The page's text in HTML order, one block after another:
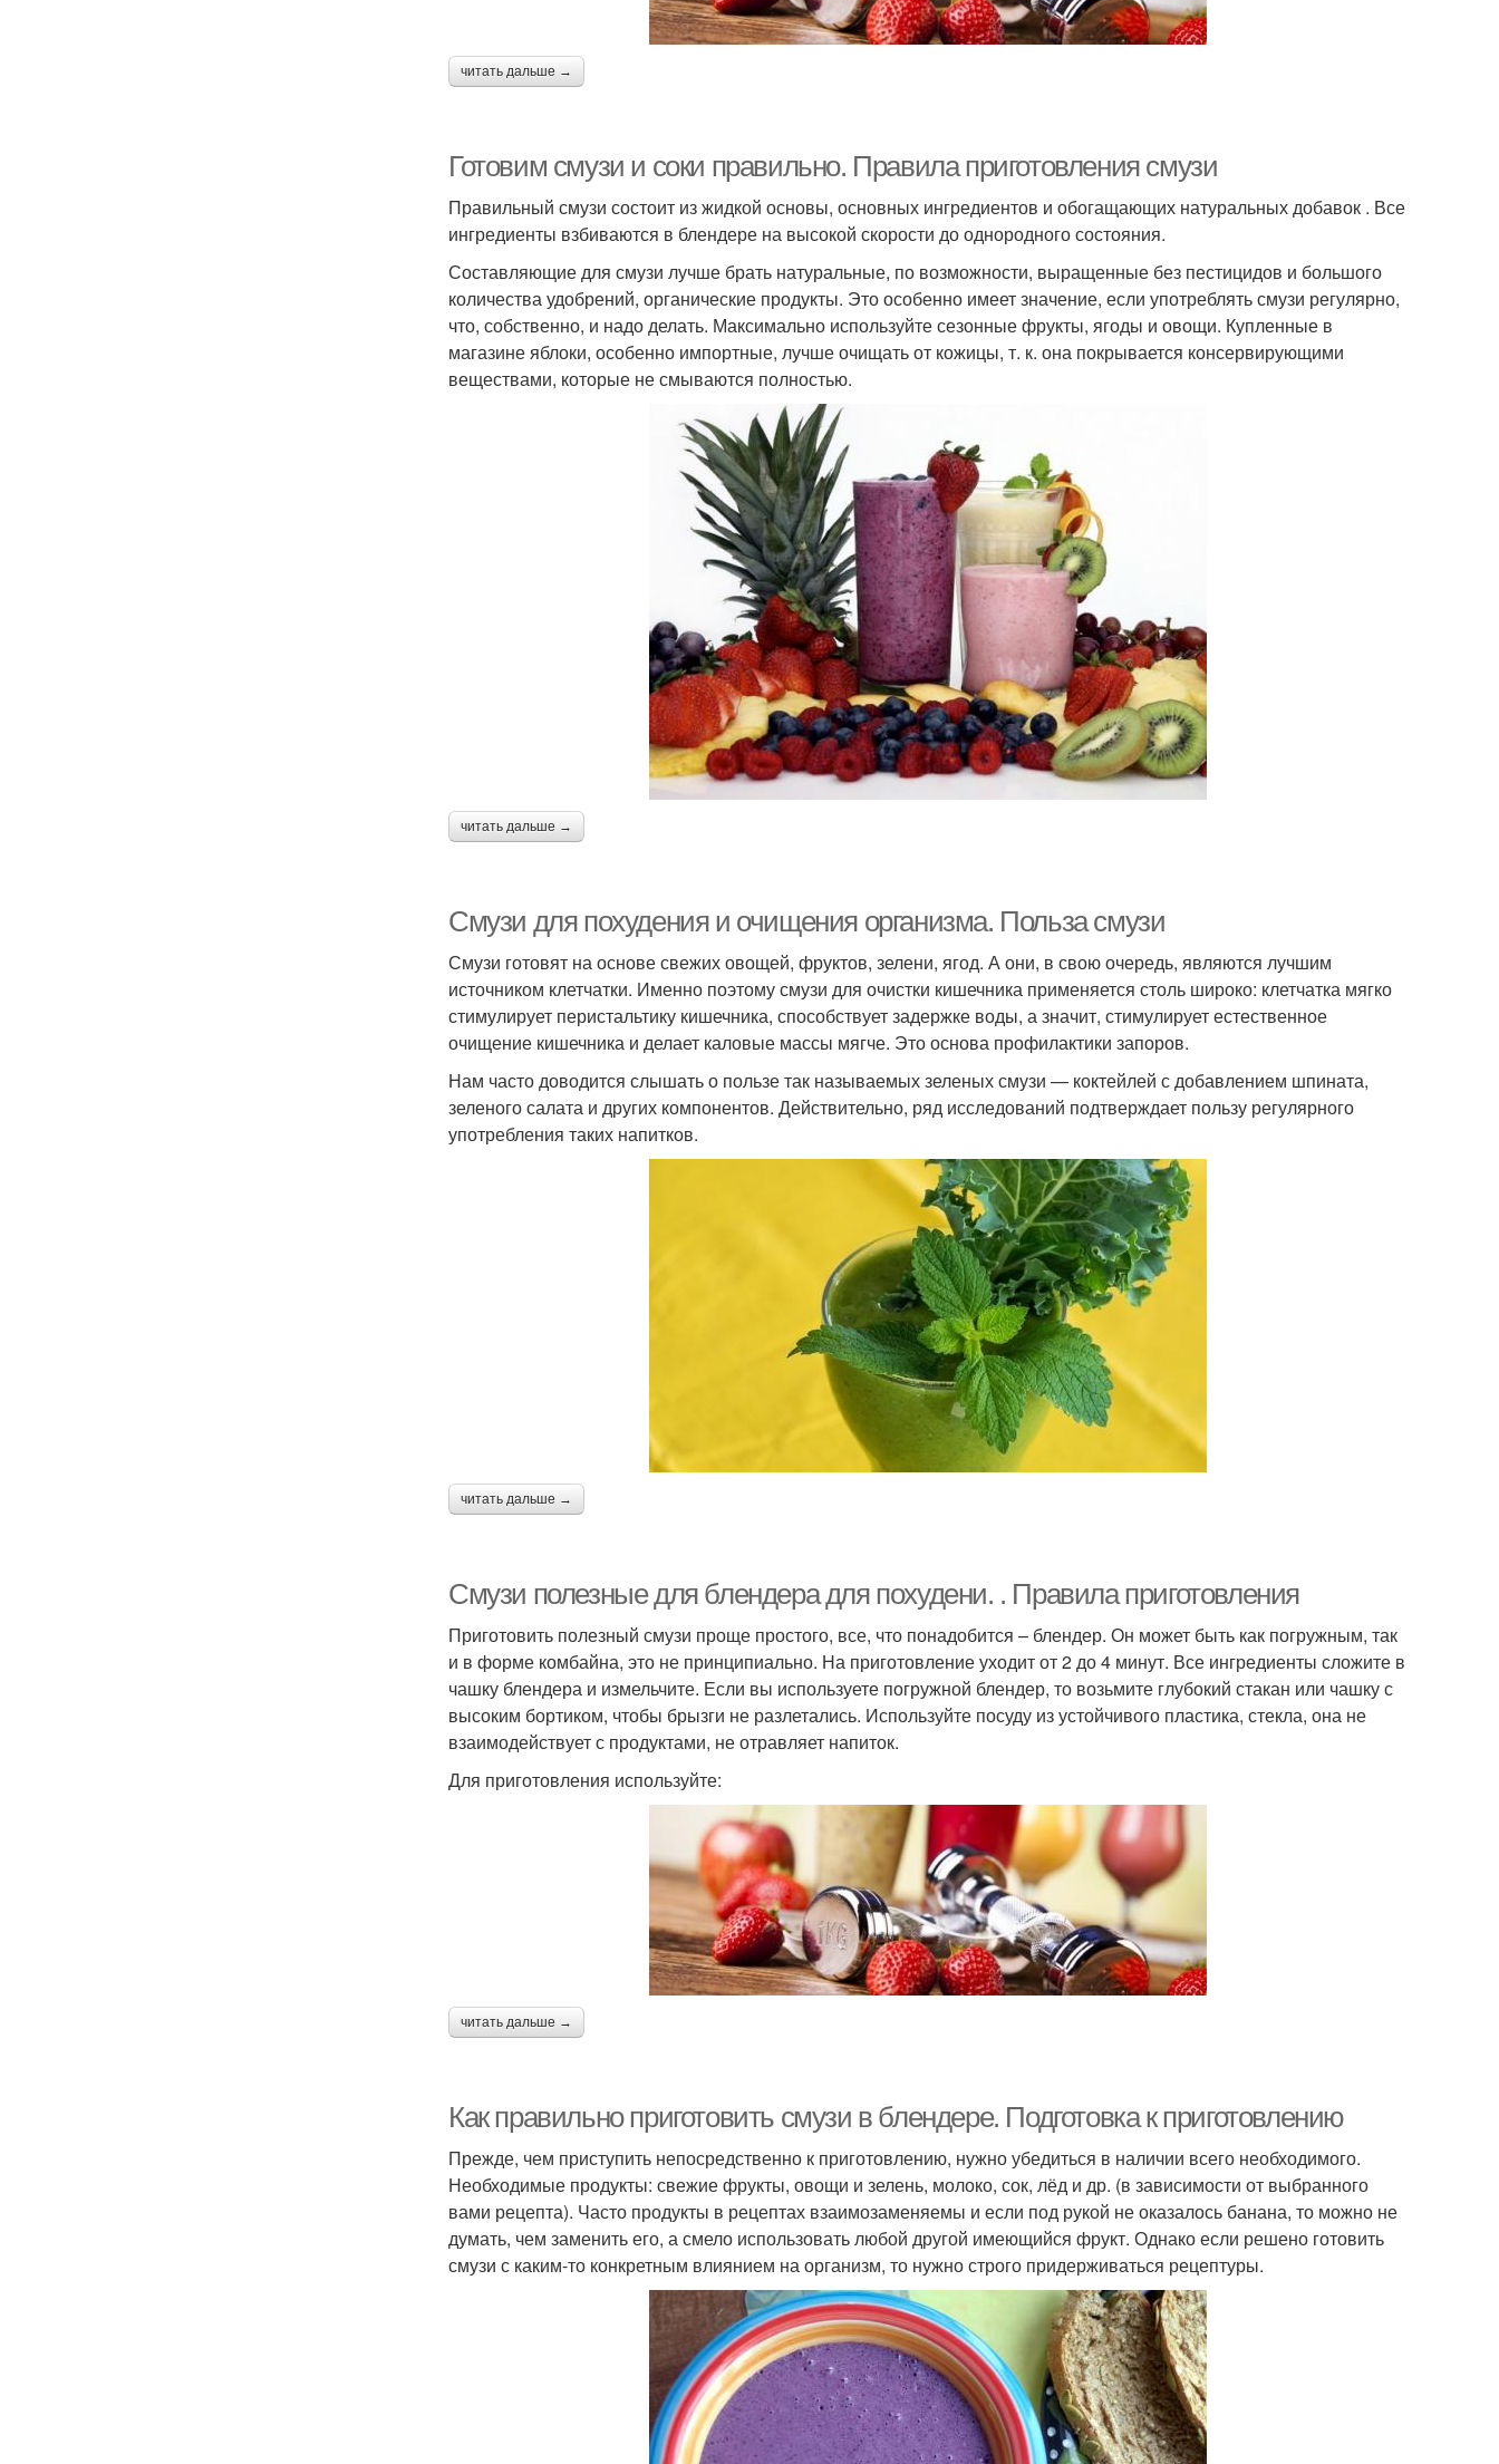
читать дальше →
Готовим смузи и соки правильно. Правила приготовления смузи
Правильный смузи состоит из жидкой основы, основных ингредиентов и обогащающих натуральных добавок . Все
ингредиенты взбиваются в блендере на высокой скорости до однородного состояния.
Составляющие для смузи лучше брать натуральные, по возможности, выращенные без пестицидов и большого
количества удобрений, органические продукты. Это особенно имеет значение, если употреблять смузи регулярно,
что, собственно, и надо делать. Максимально используйте сезонные фрукты, ягоды и овощи. Купленные в
магазине яблоки, особенно импортные, лучше очищать от кожицы, т. к. она покрывается консервирующими
веществами, которые не смываются полностью.
читать дальше →
Смузи для похудения и очищения организма. Польза смузи
Смузи готовят на основе свежих овощей, фруктов, зелени, ягод. А они, в свою очередь, являются лучшим
источником клетчатки. Именно поэтому смузи для очистки кишечника применяется столь широко: клетчатка мягко
стимулирует перистальтику кишечника, способствует задержке воды, а значит, стимулирует естественное
очищение кишечника и делает каловые массы мягче. Это основа профилактики запоров.
Нам часто доводится слышать о пользе так называемых зеленых смузи — коктейлей с добавлением шпината,
зеленого салата и других компонентов. Действительно, ряд исследований подтверждает пользу регулярного
употребления таких напитков.
читать дальше →
Смузи полезные для блендера для похудени. . Правила приготовления
Приготовить полезный смузи проще простого, все, что понадобится – блендер. Он может быть как погружным, так
и в форме комбайна, это не принципиально. На приготовление уходит от 2 до 4 минут. Все ингредиенты сложите в
чашку блендера и измельчите. Если вы используете погружной блендер, то возьмите глубокий стакан или чашку с
высоким бортиком, чтобы брызги не разлетались. Используйте посуду из устойчивого пластика, стекла, она не
взаимодействует с продуктами, не отравляет напиток.
Для приготовления используйте:
читать дальше →
Как правильно приготовить смузи в блендере. Подготовка к приготовлению
Прежде, чем приступить непосредственно к приготовлению, нужно убедиться в наличии всего необходимого.
Необходимые продукты: свежие фрукты, овощи и зелень, молоко, сок, лёд и др. (в зависимости от выбранного
вами рецепта). Часто продукты в рецептах взаимозаменяемы и если под рукой не оказалось банана, то можно не
думать, чем заменить его, а смело использовать любой другой имеющийся фрукт. Однако если решено готовить
смузи с каким-то конкретным влиянием на организм, то нужно строго придерживаться рецептуры.